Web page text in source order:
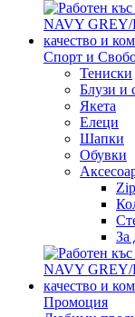
Спорт и
Тениски
Блузи и
Якета
Елеци
Шапки
Обувки
За
Промоция